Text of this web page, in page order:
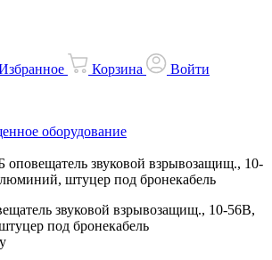
Корзина
Войти
оборудование
оповещатель звуковой взрывозащищ., 10-
штуцер под бронекабель
звуковой взрывозащищ., 10-56В,
под бронекабель